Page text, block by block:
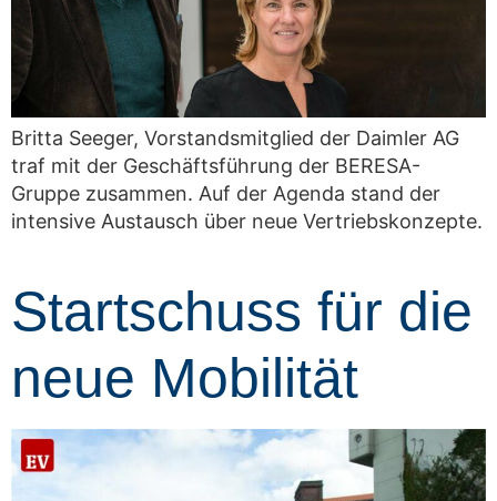
Britta Seeger, Vorstandsmitglied der Daimler AG
traf mit der Geschäftsführung der BERESA-
Gruppe zusammen. Auf der Agenda stand der
intensive Austausch über neue Vertriebskonzepte.
Startschuss für die
neue Mobilität